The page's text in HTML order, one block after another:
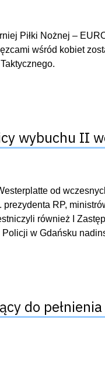
Piłki Nożnej –
wśród kobiet
wybuchu II
od
RP,
również I
w Gdańsku
do